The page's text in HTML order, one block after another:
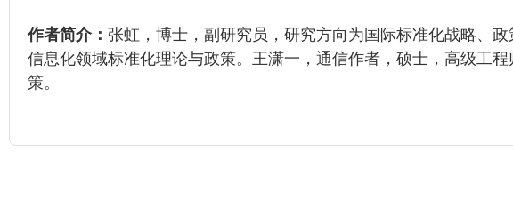
作者简介： 张虹，博士，副研究员，研究方向为国际标准化战略、
信息化领域标准化理论与政策。王潇一，通信作者，硕士，高级工
策。